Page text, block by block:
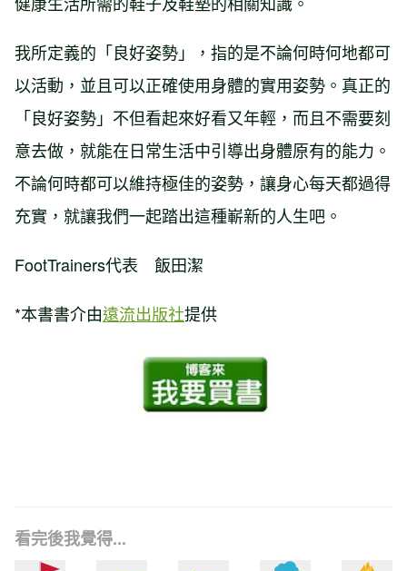
我所定義的「良好姿勢」，指的是不論何時何地都可
以活動，並且可以正確使用身體的實用姿勢。真正的
「良好姿勢」不但看起來好看又年輕，而且不需要刻
意去做，就能在日常生活中引導出身體原有的能力。
不論何時都可以維持極佳的姿勢，讓身心每天都過得
充實，就讓我們一起踏出這種嶄新的人生吧。
FootTrainers代表 飯田潔
*本書書介由遠流出版社提供
看完後我覺得...